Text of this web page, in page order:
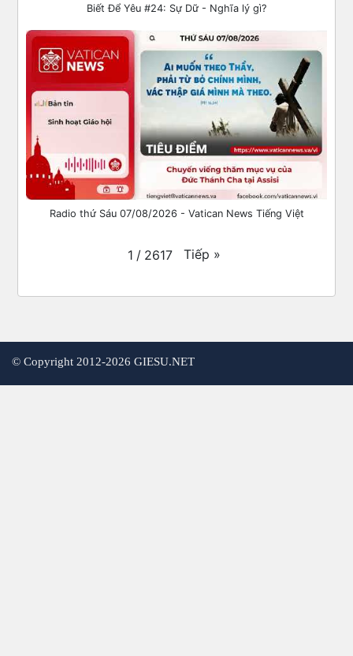
Biết Để Yêu #24: Sự Dữ - Nghĩa lý gì?
Radio thứ Sáu 07/08/2026 - Vatican News Tiếng Việt
1 / 2617 Tiếp »
© Copyright 2012-2026 GIESU.NET